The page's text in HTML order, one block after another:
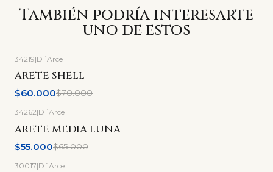
También podría interesarte
uno de estos
-14% OFF
34219|D´Arce
ARETE SHELL
$60.000$70.000
-15% OFF
34262|D´Arce
ARETE MEDIA LUNA
$55.000$65.000
30017|D´Arce